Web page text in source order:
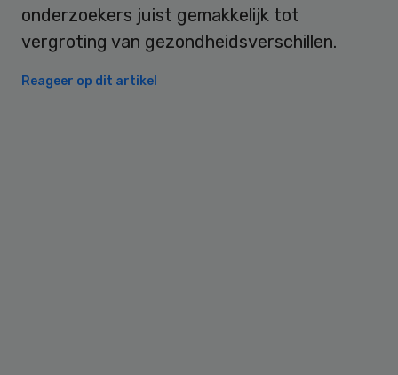
onderzoekers juist gemakkelijk tot
vergroting van gezondheidsverschillen.
Reageer op dit artikel